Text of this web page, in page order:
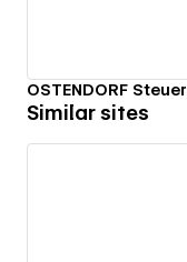
Similar sites